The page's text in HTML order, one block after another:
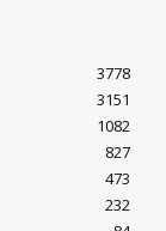
3778
3151
1082
827
473
232